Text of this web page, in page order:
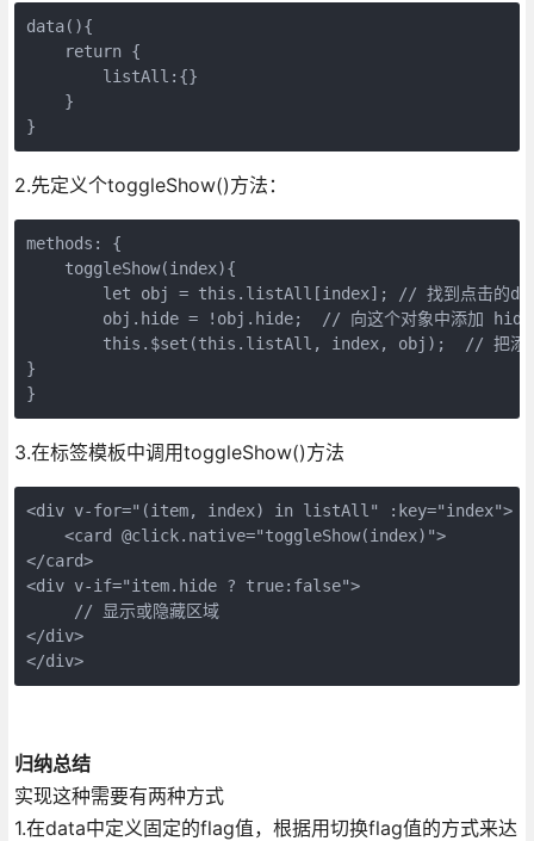
data(){
    return {
        listAll:{}
    }
2.先定义个toggleShow()方法：
methods: {
    toggleShow(index){
let obj = this.listAll[index]; // 找到点击的
obj.hide = !obj.hide;  // 向这个对象中添加 hide
this.$set(this.listAll, index, obj);  // 把添
}
3.在标签模板中调用toggleShow()方法
<div v-for="(item, index) in listAll" :key="index">
    <card @click.native="toggleShow(index)">
</card>
<div v-if="item.hide ? true:false">
     // 显示或隐藏区域
</div>
</div>
归纳总结
实现这种需要有两种方式
1.在data中定义固定的flag值，根据用切换flag值的方式来达